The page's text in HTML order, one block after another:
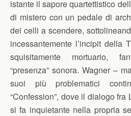
istante il sapore quartettistico
di mistero con un pedale di
dei celli a scendere,
incessantemente l’incipit della
squisitamente mortuario,
“presenza” sonora. Wagner –
suoi più problematici
“Confession”, dove il dialogo
si fa inquietante nella propria